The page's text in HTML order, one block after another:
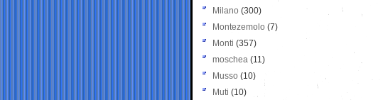
Milano (300)
Montezemolo (7)
Monti (357)
moschea (11)
Musso (10)
Muti (10)